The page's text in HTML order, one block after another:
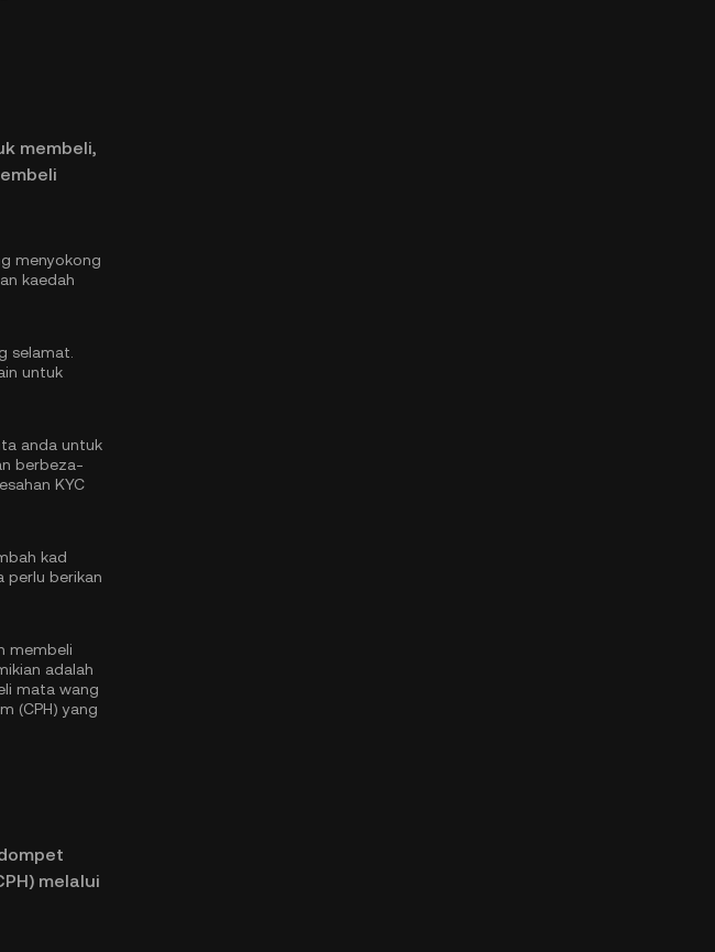
membeli,
menyokong
kaedah
selamat.
untuk
anda untuk
berbeza-
KYC
kad
perlu berikan
membeli
adalah
mata wang
(CPH) yang
melalui